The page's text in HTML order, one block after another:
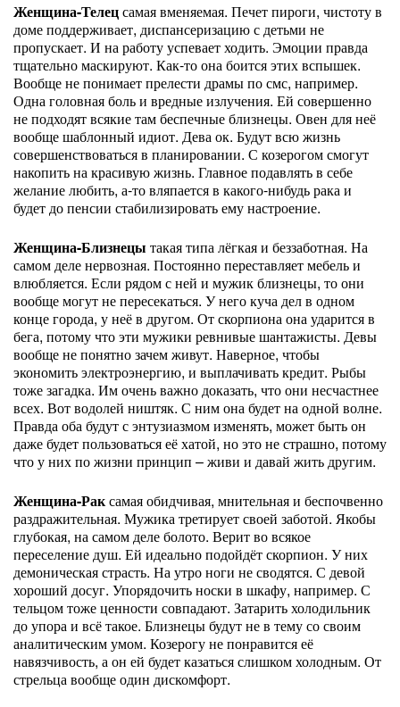
Женщина-Телецсамая вменяемая. Печет пироги, чистоту в
доме поддерживает, диспансеризацию с детьми не
пропускает. И на работу успевает ходить. Эмоции правда
тщательно маскируют. Как-то она боится этих вспышек.
Вообще не понимает прелести драмы по смс, например.
Одна головная боль и вредные излучения. Ей совершенно
не подходят всякие там беспечные близнецы. Овен для неё
вообще шаблонный идиот. Дева ок. Будут всю жизнь
совершенствоваться в планировании. С козерогом смогут
накопить на красивую жизнь. Главное подавлять в себе
желание любить, а-то вляпается в какого-нибудь рака и
будет до пенсии стабилизировать ему настроение.
Женщина-Близнецы такая типа лёгкая и беззаботная. На
самом деле нервозная. Постоянно переставляет мебель и
влюбляется. Если рядом с ней и мужик близнецы, то они
вообще могут не пересекаться. У него куча дел в одном
конце города, у неё в другом. От скорпиона она ударится в
бега, потому что эти мужики ревнивые шантажисты. Девы
вообще не понятно зачем живут. Наверное, чтобы
экономить электроэнергию, и выплачивать кредит. Рыбы
тоже загадка. Им очень важно доказать, что они несчастнее
всех. Вот водолей ништяк. С ним она будет на одной волне.
Правда оба будут с энтузиазмом изменять, может быть он
даже будет пользоваться её хатой, но это не страшно, потому
что у них по жизни принцип – живи и давай жить другим.
Женщина-Раксамая обидчивая, мнительная и беспочвенно
раздражительная. Мужика третирует своей заботой. Якобы
глубокая, на самом деле болото. Верит во всякое
переселение душ. Ей идеально подойдёт скорпион. У них
демоническая страсть. На утро ноги не сводятся. С девой
хороший досуг. Упорядочить носки в шкафу, например. С
тельцом тоже ценности совпадают. Затарить холодильник
до упора и всё такое. Близнецы будут не в тему со своим
аналитическим умом. Козерогу не понравится её
навязчивость, а он ей будет казаться слишком холодным. От
стрельца вообще один дискомфорт.